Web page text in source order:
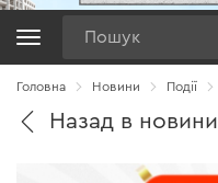
Головна Новини Події
Назад в новини